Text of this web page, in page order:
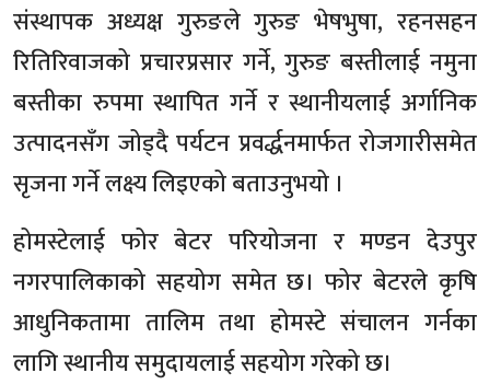
संस्थापक अध्यक्ष गुरुङले गुरुङ भेषभुषा, रहनसहन
रितिरिवाजको प्रचारप्रसार गर्ने, गुरुङ बस्तीलाई नमुना
बस्तीका रुपमा स्थापित गर्ने र स्थानीयलाई अर्गानिक
उत्पादनसँग जोड्दै पर्यटन प्रवर्द्धनमार्फत रोजगारीसमेत
सृजना गर्ने लक्ष्य लिइएको बताउनुभयो ।
होमस्टेलाई फोर बेटर परियोजना र मण्डन देउपुर
नगरपालिकाको सहयोग समेत छ। फोर बेटरले कृषि
आधुनिकतामा तालिम तथा होमस्टे संचालन गर्नका
लागि स्थानीय समुदायलाई सहयोग गरेको छ।